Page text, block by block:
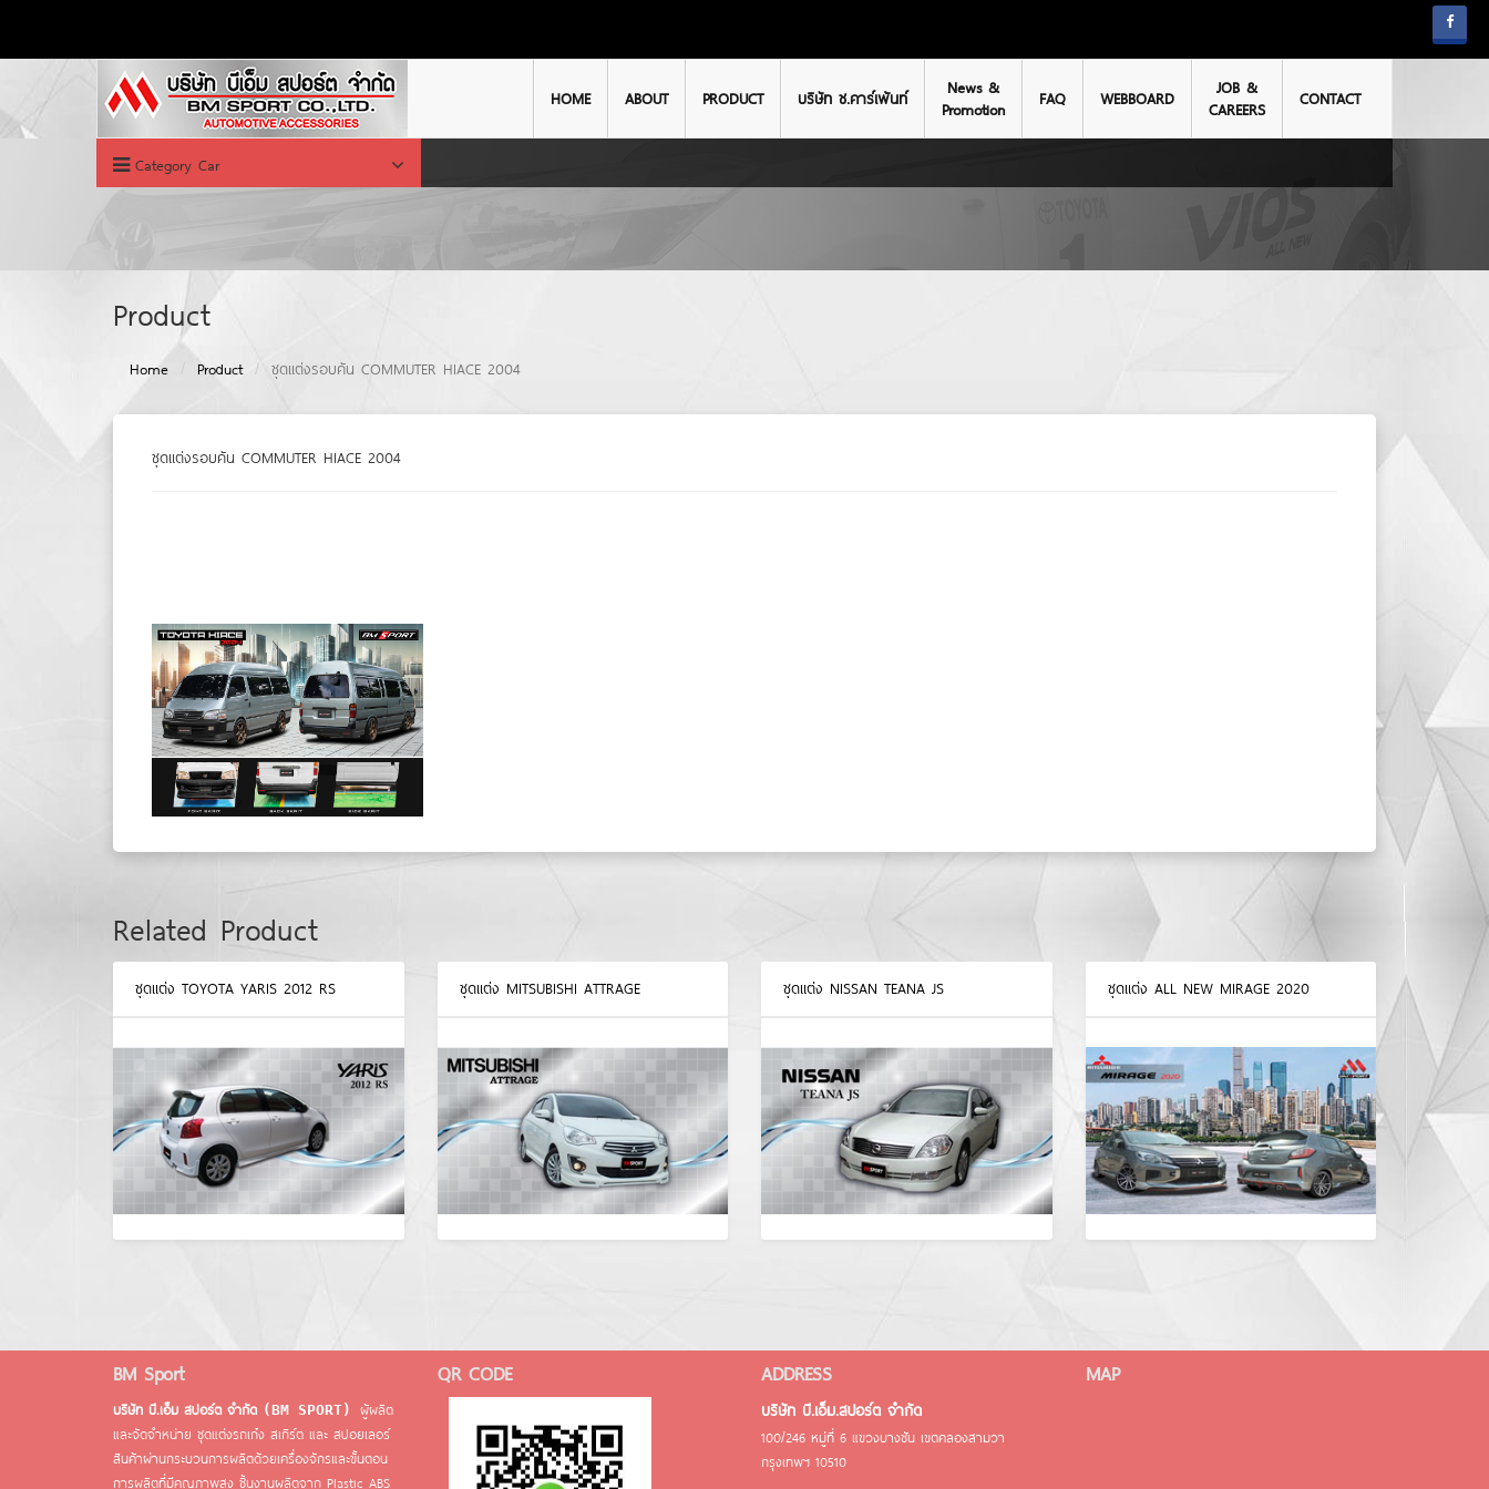
HOME ABOUT PRODUCT บริษัท ช.คาร์เพ้นท์
News &
Promotion
FAQ WEBBOARD
JOB &
CAREERS
CONTACT
Category Car
Product
Home Product ชุดแต่งรอบคัน COMMUTER HIACE 2004
ชุดแต่งรอบคัน COMMUTER HIACE 2004
Related Product
ชุดแต่ง TOYOTA YARIS 2012 RS ชุดแต่ง MITSUBISHI ATTRAGE ชุดแต่ง NISSAN TEANA JS ชุดแต่ง ALL NEW MIRAGE 2020
BM Sport
บริษัท บี.เอ็ม สปอร์ต จำกัด (BM SPORT)
ผู้ผลิต
และจัดจำหน่าย ชุดแต่งรถเก๋ง สเกิร์ต และ สปอยเลอร์
สินค้าผ่านกระบวนการผลิตด้วยเครื่องจักรและขั้นตอน
การผลิตที่มีคุณภาพสูง ชิ้นงานผลิตจาก Plastic ABS
QR CODE ADDRESS
บริษัท บี.เอ็ม.สปอร์ต จำกัด
100/246 หมู่ที่ 6 แขวงบางชัน เขตคลองสามวา
กรุงเทพฯ 10510
MAP